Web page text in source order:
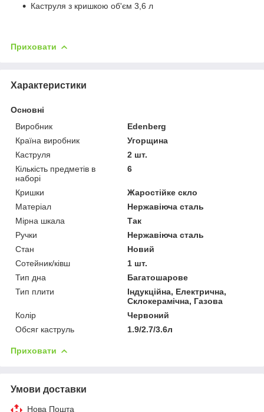
Каструля з кришкою об'єм 3,6 л
Приховати
Характеристики
Основні
Виробник
Edenberg
Країна виробник
Угорщина
Каструля
2 шт.
Кількість предметів в
наборі
6
Кришки
Жаростійке скло
Матеріал
Нержавіюча сталь
Мірна шкала
Так
Ручки
Нержавіюча сталь
Стан
Новий
Сотейник/ківш
1 шт.
Тип дна
Багатошарове
Тип плити
Індукційна, Електрична,
Склокерамічна, Газова
Колір
Червоний
Обсяг каструль
1.9/2.7/3.6л
Приховати
Умови доставки
Нова Пошта